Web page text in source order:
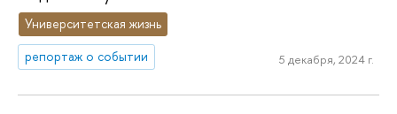
Университетская жизнь
репортаж о событии
5 декабря, 2024 г.